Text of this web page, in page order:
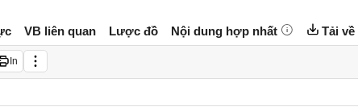
VB liên quan Lược đồ Nội dung hợp nhất Tải về
In